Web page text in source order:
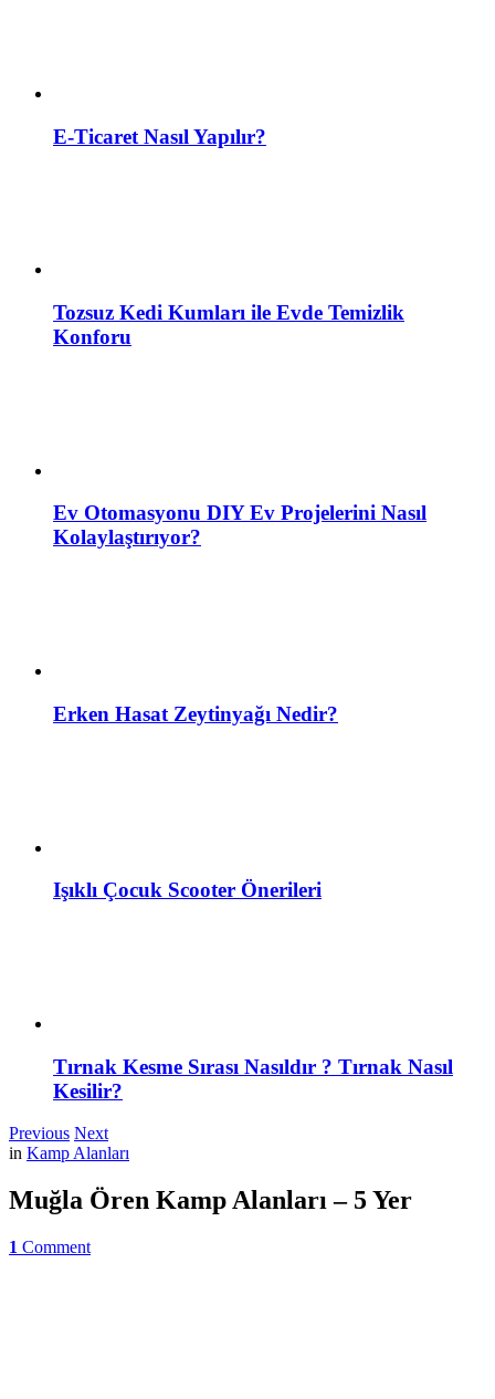
E-Ticaret Nasıl Yapılır?
Tozsuz Kedi Kumları ile Evde Temizlik
Konforu
Ev Otomasyonu DIY Ev Projelerini Nasıl
Kolaylaştırıyor?
Erken Hasat Zeytinyağı Nedir?
Işıklı Çocuk Scooter Önerileri
Tırnak Kesme Sırası Nasıldır ? Tırnak Nasıl
Kesilir?
Previous Next
in Kamp Alanları
Muğla Ören Kamp Alanları – 5 Yer
1 Comment